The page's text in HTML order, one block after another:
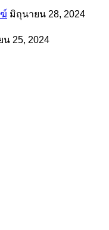
มิถุนายน 28, 2024
น 25, 2024